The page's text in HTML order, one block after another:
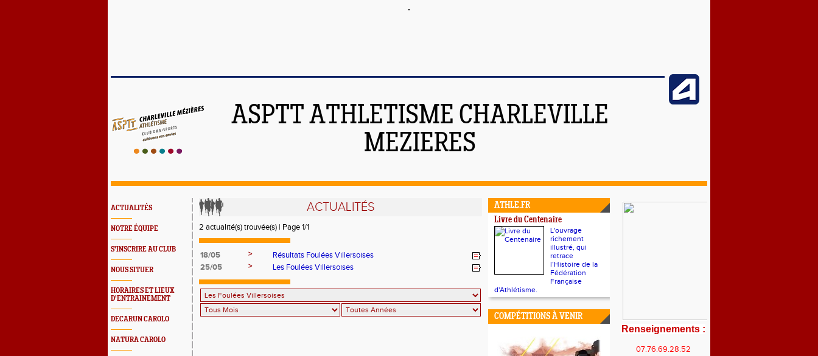
ASPTT ATHLETISME CHARLEVILLE
MEZIERES
ACTUALITÉS
NOTRE ÉQUIPE
S'INSCRIRE AU CLUB
NOUS SITUER
HORAIRES ET LIEUX
D'ENTRAINEMENT
DECARUN CAROLO
NATURA CAROLO
ACTUALITÉS
2 actualité(s) trouvée(s) | Page 1/1
18/05 >
Résultats Foulées Villersoises
25/05
> Les Foulées Villersoises
ATHLE.FR
Livre du Centenaire
L'ouvrage
richement
illustré, qui
retrace
l’Histoire de la
Fédération
Française
d'Athlétisme.
COMPÉTITIONS À VENIR
Renseignements :
07.76.69.28.52